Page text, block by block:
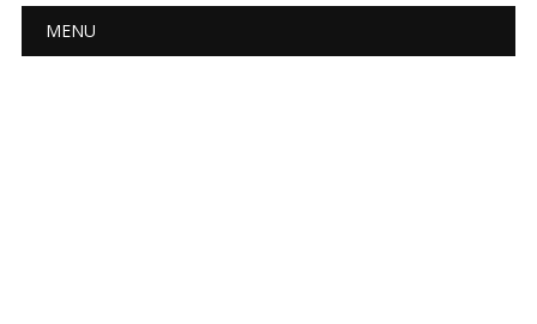
メインメニュー
MENU